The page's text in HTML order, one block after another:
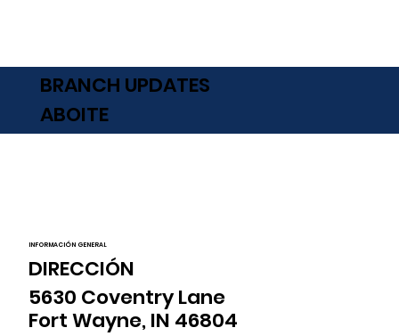
BRANCH UPDATES
ABOITE
INFORMACIÓN GENERAL
DIRECCIÓN
5630 Coventry Lane
Fort Wayne, IN 46804